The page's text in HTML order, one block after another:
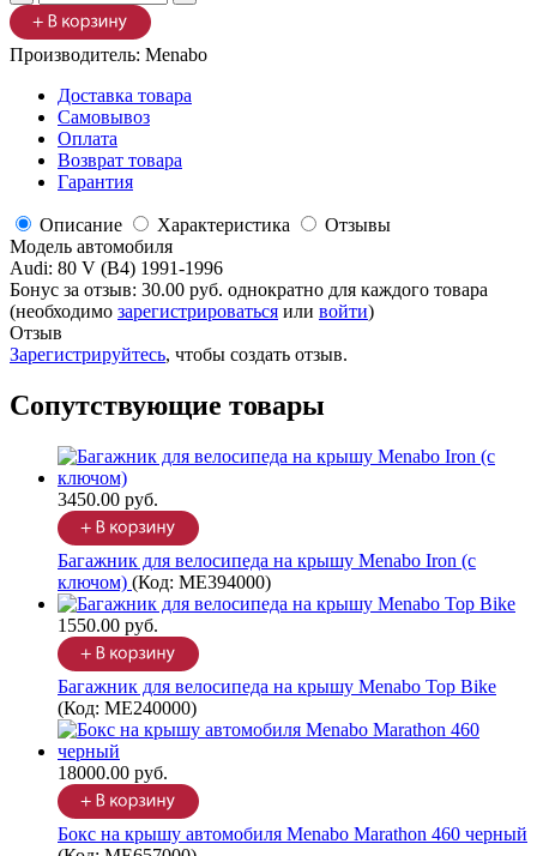
Производитель: Menabo
Доставка товара
Самовывоз
Оплата
Возврат товара
Гарантия
Описание Характеристика
Отзывы
Модель автомобиля
Audi: 80 V (B4) 1991-1996
Бонус за отзыв: 30.00 руб. однократно для каждого товара
(необходимо зарегистрироваться или войти)
Отзыв
Зарегистрируйтесь, чтобы создать отзыв.
Сопутствующие товары
3450.00 руб.
Багажник для велосипеда на крышу Menabo Iron (с
ключом) (Код: ME394000)
1550.00 руб.
Багажник для велосипеда на крышу Menabo Top Bike
(Код: ME240000)
18000.00 руб.
Бокс на крышу автомобиля Menabo Marathon 460 черный